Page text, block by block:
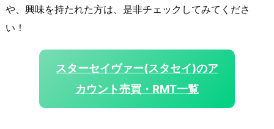
や、興味を持たれた方は、是非チェックしてみてくださ
い！
スターセイヴァー(スタセイ)のア
カウント売買・RMT一覧